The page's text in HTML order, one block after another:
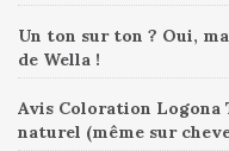
Un ton sur ton ? Oui,
de Wella !
Avis Coloration Logona
naturel (même sur